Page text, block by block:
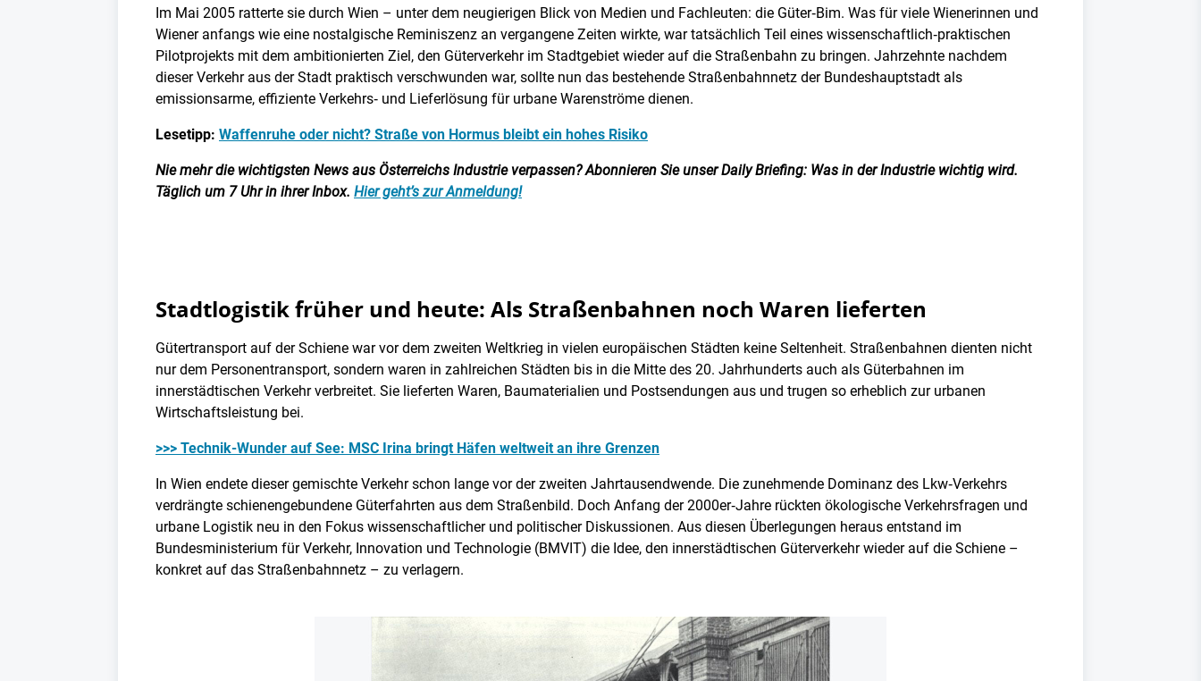
Im Mai 2005 ratterte sie durch Wien – unter dem neugierigen Blick von Medien und Fachleuten: die Güter‑Bim. Was für viele Wienerinnen und
Wiener anfangs wie eine nostalgische Reminiszenz an vergangene Zeiten wirkte, war tatsächlich Teil eines wissenschaftlich‑praktischen
Pilotprojekts mit dem ambitionierten Ziel, den Güterverkehr im Stadtgebiet wieder auf die Straßenbahn zu bringen. Jahrzehnte nachdem
dieser Verkehr aus der Stadt praktisch verschwunden war, sollte nun das bestehende Straßenbahnnetz der Bundeshauptstadt als
emissionsarme, effiziente Verkehrs‑ und Lieferlösung für urbane Warenströme dienen.
Lesetipp: Waffenruhe oder nicht? Straße von Hormus bleibt ein hohes Risiko
Nie mehr die wichtigsten News aus Österreichs Industrie verpassen? Abonnieren Sie unser Daily Briefing: Was in der Industrie wichtig wird.
Täglich um 7 Uhr in ihrer Inbox. Hier geht’s zur Anmeldung!
Stadtlogistik früher und heute: Als Straßenbahnen noch Waren lieferten
Gütertransport auf der Schiene war vor dem zweiten Weltkrieg in vielen europäischen Städten keine Seltenheit. Straßenbahnen dienten nicht
nur dem Personentransport, sondern waren in zahlreichen Städten bis in die Mitte des 20. Jahrhunderts auch als Güterbahnen im
innerstädtischen Verkehr verbreitet. Sie lieferten Waren, Baumaterialien und Postsendungen aus und trugen so erheblich zur urbanen
Wirtschaftsleistung bei.
>>> Technik-Wunder auf See: MSC Irina bringt Häfen weltweit an ihre Grenzen
In Wien endete dieser gemischte Verkehr schon lange vor der zweiten Jahrtausendwende. Die zunehmende Dominanz des Lkw‑Verkehrs
verdrängte schienengebundene Güterfahrten aus dem Straßenbild. Doch Anfang der 2000er‑Jahre rückten ökologische Verkehrsfragen und
urbane Logistik neu in den Fokus wissenschaftlicher und politischer Diskussionen. Aus diesen Überlegungen heraus entstand im
Bundesministerium für Verkehr, Innovation und Technologie (BMVIT) die Idee, den innerstädtischen Güterverkehr wieder auf die Schiene –
konkret auf das Straßenbahnnetz – zu verlagern.